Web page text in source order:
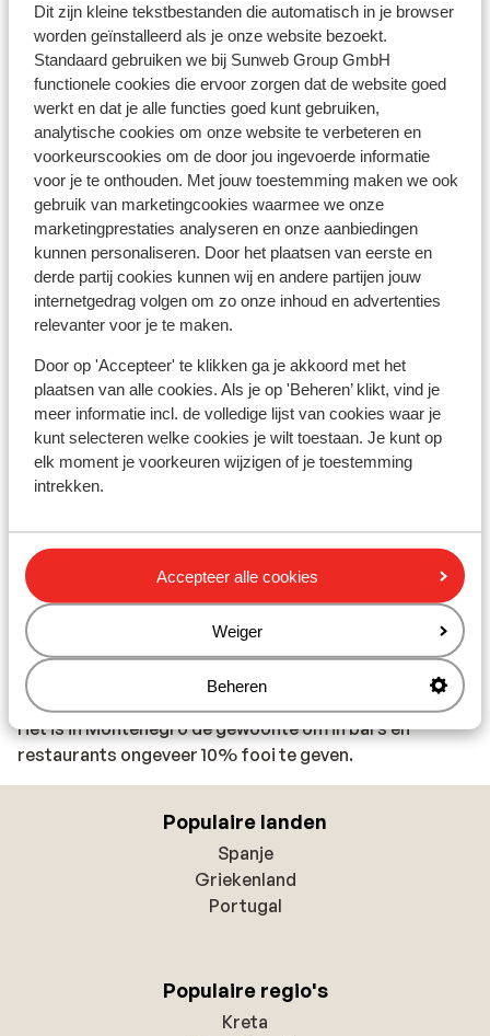
Dit zijn kleine tekstbestanden die automatisch in je browser
worden geïnstalleerd als je onze website bezoekt.
Standaard gebruiken we bij Sunweb Group GmbH
functionele cookies die ervoor zorgen dat de website goed
werkt en dat je alle functies goed kunt gebruiken,
analytische cookies om onze website te verbeteren en
voorkeurscookies om de door jou ingevoerde informatie
voor je te onthouden. Met jouw toestemming maken we ook
gebruik van marketingcookies waarmee we onze
marketingprestaties analyseren en onze aanbiedingen
kunnen personaliseren. Door het plaatsen van eerste en
derde partij cookies kunnen wij en andere partijen jouw
internetgedrag volgen om zo onze inhoud en advertenties
relevanter voor je te maken.
Door op 'Accepteer' te klikken ga je akkoord met het
plaatsen van alle cookies. Als je op 'Beheren’ klikt, vind je
meer informatie incl. de volledige lijst van cookies waar je
kunt selecteren welke cookies je wilt toestaan. Je kunt op
elk moment je voorkeuren wijzigen of je toestemming
intrekken.
Accepteer alle cookies
Weiger
Beheren
Nederlandse staatsburgers kunnen met een geldig
Nederlands paspoort of identiteitskaart naar
Montenegro reizen. Heb je niet de Nederlandse
nationaliteit, dan is het belangrijk om na te vragen of er
andere regels van toepassing zijn. Dit vraag je na bij de
ambassade van het land waar je heen wilt en de landen
waar je doorheen reist.Het reizen met de juiste
documenten is jouw eigen verantwoordelijkheid.
Sunweb kan hiervoor niet aansprakelijk worden
gesteld.
Reisleiding
In Montenegro is er reisleiding aanwezig (Engels
sprekend).
Vaccinatie:
Voor actuele informatie betreffende vaccinaties en
andere gegevens over gezondheid en reizen kijk je op
de site van LCR: https://www.lcr.nl/.
Telefoneren:
In Montenegro heb je goed bereik en kun je telefoneren.
Wil je gebruikmaken van het internet via je telefoon, dan
raden wij aan om dit via een Wireless netwerk te doen.
Zet ook altijd in het buitenland uw dataroaming uit.
Fooien:
Het is in Montenegro de gewoonte om in bars en
restaurants ongeveer 10% fooi te geven.
Populaire landen
Spanje
Griekenland
Portugal
Populaire regio's
Kreta